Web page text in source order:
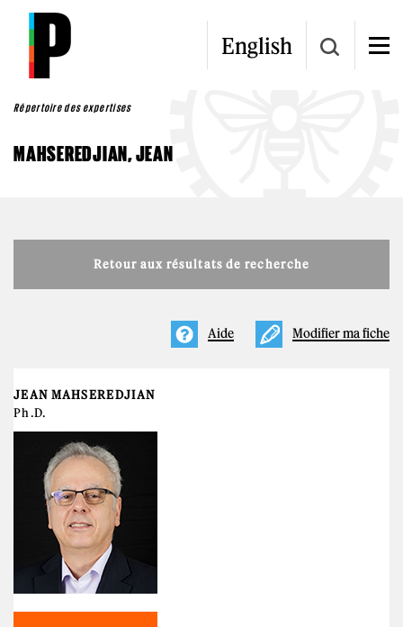
Aller au contenu principal
English
Répertoire des expertises
MAHSEREDJIAN, JEAN
Retour aux résultats de recherche
Modifier ma fiche
Aide
JEAN MAHSEREDJIAN
Ph.D.